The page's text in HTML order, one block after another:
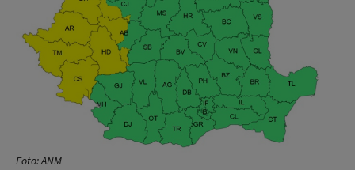
Foto: ANM